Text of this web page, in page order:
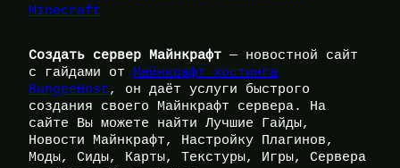
Minecraft
Создать сервер Майнкрафт — новостной сайт
с гайдами от Майнкрафт хостинга
BungeeHost, он даёт услуги быстрого
создания своего Майнкрафт сервера. На
сайте Вы можете найти Лучшие Гайды,
Новости Майнкрафт, Настройку Плагинов,
Моды, Сиды, Карты, Текстуры, Игры, Сервера